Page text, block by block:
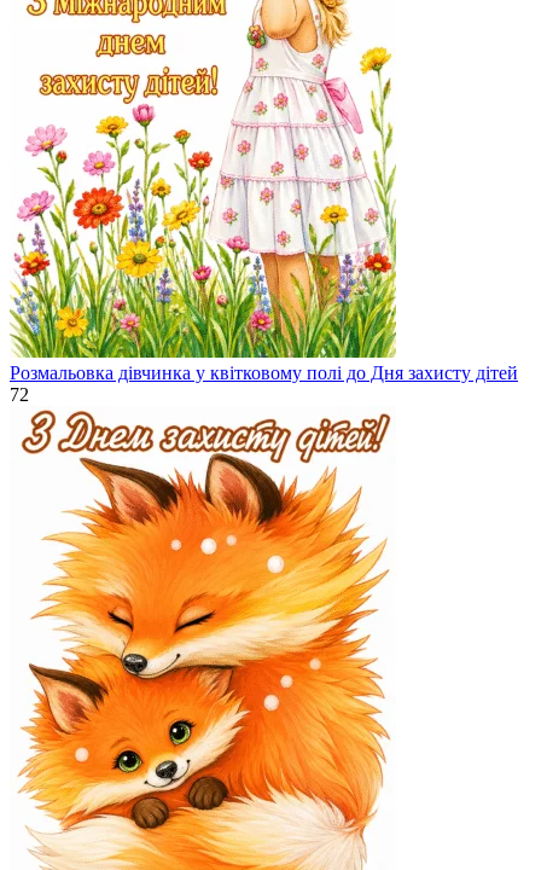
Розмальовка дівчинка у квітковому полі до Дня захисту дітей
72